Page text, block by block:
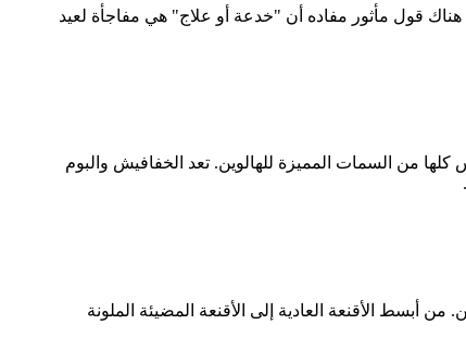
هناك قول مأثور مفاده أن "خدعة أو علاج" هي مفاجأة لعيد
كلها من السمات المميزة للهالوين. تعد الخفافيش والبوم
من أبسط الأقنعة العادية إلى الأقنعة المضيئة الملونة